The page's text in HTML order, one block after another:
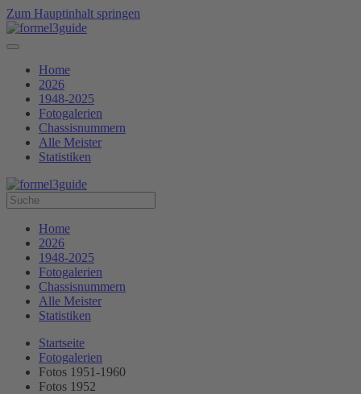
Zum Hauptinhalt springen
Home
2026
1948-2025
Fotogalerien
Chassisnummern
Alle Meister
Statistiken
Home
2026
1948-2025
Fotogalerien
Chassisnummern
Alle Meister
Statistiken
Startseite
Fotogalerien
Fotos 1951-1960
Fotos 1952